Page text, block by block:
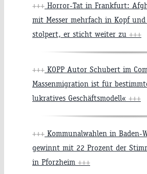
+++ Horror-Tat in Frankfurt:
mit Messer mehrfach in Kopf
stolpert, er sticht weiter zu +++
+++ KOPP Autor Schubert im
Massenmigration ist für
lukratives Geschäftsmodell« +++
+++ Kommunalwahlen in Baden-
gewinnt mit 22 Prozent der
in Pforzheim +++